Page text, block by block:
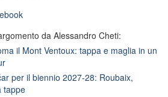
da Alessandro Cheti:
il Mont Ventoux: tappa e maglia in un
per il biennio 2027-28: Roubaix,
tappe